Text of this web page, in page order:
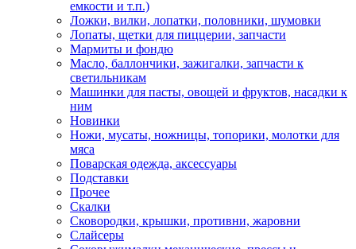
емкости и т.п.)
Ложки, вилки, лопатки, половники, шумовки
Лопаты, щетки для пиццерии, запчасти
Мармиты и фондю
Масло, баллончики, зажигалки, запчасти к
светильникам
Машинки для пасты, овощей и фруктов, насадки к
ним
Новинки
Ножи, мусаты, ножницы, топорики, молотки для
мяса
Поварская одежда, аксессуары
Подставки
Прочее
Скалки
Сковородки, крышки, противни, жаровни
Слайсеры